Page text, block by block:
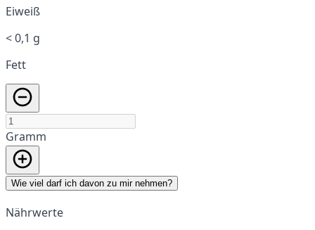
Eiweiß
< 0,1 g
Fett
Gramm
Wie viel darf ich davon zu mir nehmen?
Nährwerte